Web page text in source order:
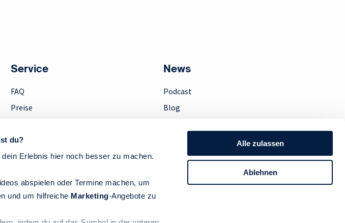
du?
Erlebnis hier noch besser zu machen.
abspielen oder Termine machen, um
und um hilfreiche Marketing-Angebote zu
Alle zulassen
Ablehnen
Service
FAQ
Preise
Anfahrt
Kontakt
News
Podcast
Blog
LinkedIn